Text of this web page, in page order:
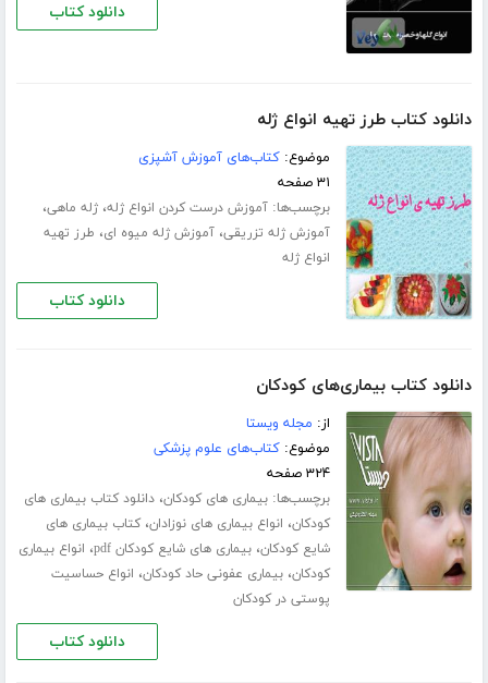
دانلود کتاب
دانلود کتاب طرز تهیه انواع ژله
موضوع:کتاب‌های آموزش آشپزی
۳۱ صفحه
برچسب‌ها:آموزش درست کردن انواع ژله،ژله ماهی،
آموزش ژله تزریقی،آموزش ژله میوه ای، طرز تهیه
انواع ژله
دانلود کتاب
دانلود کتاب بیماری‌های کودکان
از: مجله ویستا
موضوع:کتاب‌های علوم پزشکی
۳۲۴ صفحه
برچسب‌ها:بیماری های کودکان،دانلود کتاب بیماری های
کودکان، انواع بیماری های نوزادان،کتاب بیماری های
شایع کودکان،بیماری های شایع کودکان pdf ، انواع بیماری
کودکان،بیماری عفونی حاد کودکان، انواع حساسیت
پوستی در کودکان
دانلود کتاب